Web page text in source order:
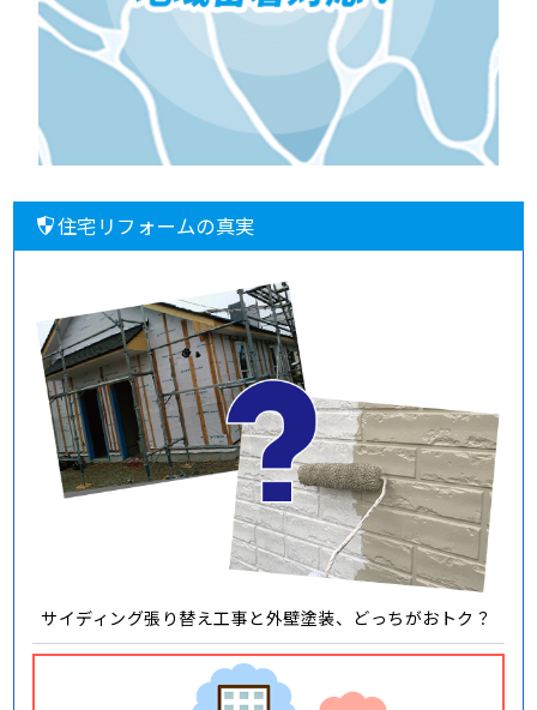
住宅リフォームの真実
サイディング張り替え工事と外壁塗装、どっちがおトク？